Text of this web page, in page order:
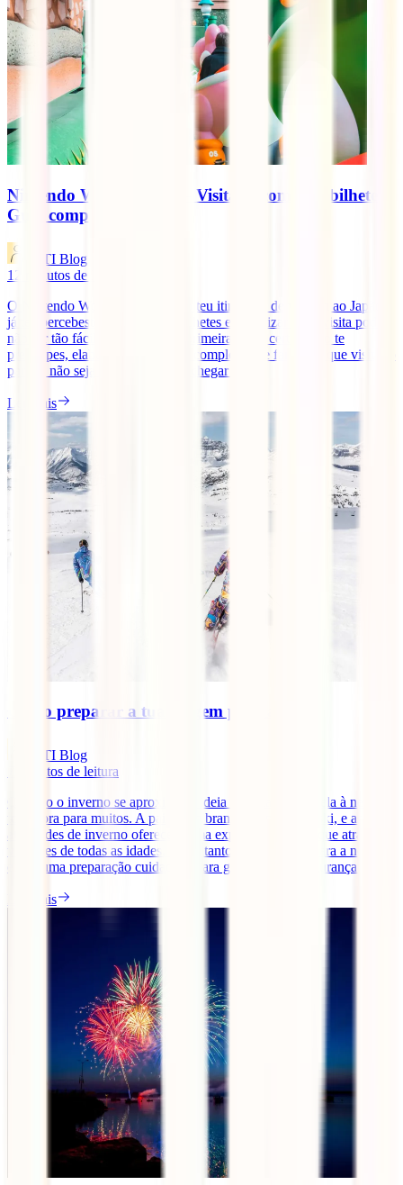
Nintendo World Japan – Visitar e comprar bilhetes:
Guia completo
IATI Blog
12
minutos de leitura
O Nintendo World Japan está no teu itinerário de viagem ao Japão e
já te apercebeste que comprar bilhetes e organizar a tua visita pode
não ser tão fácil como parece à primeira vista, certo? Não te
preocupes, elaborámos este guia completo que fará com que visitar o
parque não seja tão difícil como chegar [...]
Ler mais
Como preparar a tua viagem para a neve
IATI Blog
minutos de leitura
Quando o inverno se aproxima, a ideia de uma escapadela à neve é
tentadora para muitos. A paisagem branca, as pistas de ski, e as
atividades de inverno oferecem uma experiência única que atrai
viajantes de todas as idades. No entanto, uma viagem para a neve
exige uma preparação cuidadosa para garantir a tua segurança [...]
Ler mais